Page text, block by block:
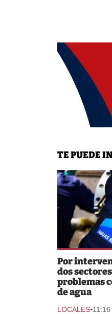
TE PUEDE
Por
dos
problemas
de agua
LOCALES-11:16